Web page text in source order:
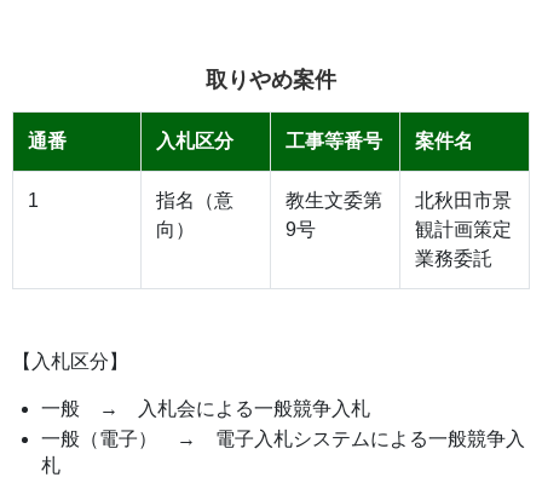
取りやめ案件
通番 入札区分 工事等番号 案件名
1
指名（意
向）
教生文委第
9号
北秋田市景
観計画策定
業務委託
【入札区分】
一般 → 入札会による一般競争入札
一般（電子） → 電子入札システムによる一般競争入
札